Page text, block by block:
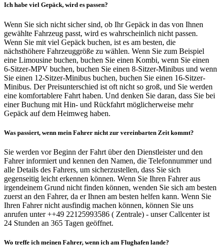
Ich habe viel Gepäck, wird es passen?
Wenn Sie sich nicht sicher sind, ob Ihr Gepäck in das von Ihnen
gewählte Fahrzeug passt, wird es wahrscheinlich nicht passen.
Wenn Sie mit viel Gepäck buchen, ist es am besten, die
nächsthöhere Fahrzeuggröße zu wählen. Wenn Sie zum Beispiel
eine Limousine buchen, buchen Sie einen Kombi, wenn Sie einen
6-Sitzer-MPV buchen, buchen Sie einen 8-Sitzer-Minibus und wenn
Sie einen 12-Sitzer-Minibus buchen, buchen Sie einen 16-Sitzer-
Minibus. Der Preisunterschied ist oft nicht so groß, und Sie werden
eine komfortablere Fahrt haben. Und denken Sie daran, dass Sie bei
einer Buchung mit Hin- und Rückfahrt möglicherweise mehr
Gepäck auf dem Heimweg haben.
Was passiert, wenn mein Fahrer nicht zur vereinbarten Zeit kommt?
Sie werden vor Beginn der Fahrt über den Dienstleister und den
Fahrer informiert und kennen den Namen, die Telefonnummer und
alle Details des Fahrers, um sicherzustellen, dass Sie sich
gegenseitig leicht erkennen können. Wenn Sie Ihren Fahrer aus
irgendeinem Grund nicht finden können, wenden Sie sich am besten
zuerst an den Fahrer, da er Ihnen am besten helfen kann. Wenn Sie
Ihren Fahrer nicht ausfindig machen können, können Sie uns
anrufen unter ++49 22125993586 ( Zentrale) - unser Callcenter ist
24 Stunden an 365 Tagen geöffnet.
Wo treffe ich meinen Fahrer, wenn ich am Flughafen lande?